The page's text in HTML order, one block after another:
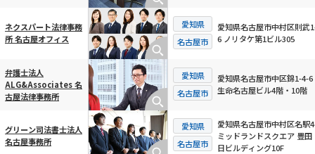
ネクスパート法律事務
所 名古屋オフィス
愛知県
名古屋市
愛知県名古屋市中村区則武
6 ノリタケ第1ビル305
弁護士法人
ALG&Associates 名
古屋法律事務所
愛知県
名古屋市
愛知県名古屋市中区錦1-4-6
生命名古屋ビル4階・10階
グリーン司法書士法人
名古屋事務所
愛知県
名古屋市
愛知県名古屋市中村区名駅
ミッドランドスクエア 豊田
日ビルディング10F